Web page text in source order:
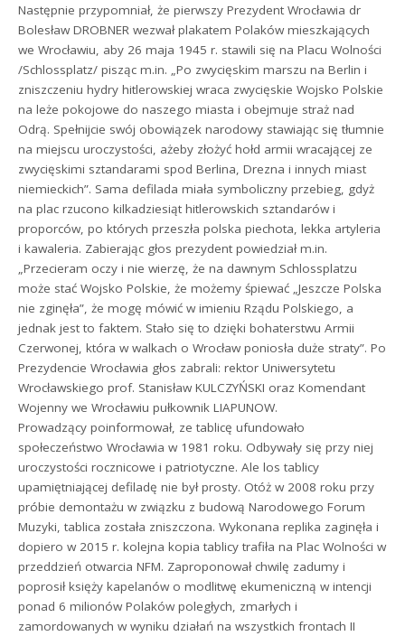
Następnie przypomniał, że pierwszy Prezydent Wrocławia dr
Bolesław DROBNER wezwał plakatem Polaków mieszkających
we Wrocławiu, aby 26 maja 1945 r. stawili się na Placu Wolności
/Schlossplatz/ pisząc m.in. „Po zwycięskim marszu na Berlin i
zniszczeniu hydry hitlerowskiej wraca zwycięskie Wojsko Polskie
na leże pokojowe do naszego miasta i obejmuje straż nad
Odrą. Spełnijcie swój obowiązek narodowy stawiając się tłumnie
na miejscu uroczystości, ażeby złożyć hołd armii wracającej ze
zwycięskimi sztandarami spod Berlina, Drezna i innych miast
niemieckich”. Sama defilada miała symboliczny przebieg, gdyż
na plac rzucono kilkadziesiąt hitlerowskich sztandarów i
proporców, po których przeszła polska piechota, lekka artyleria
i kawaleria. Zabierając głos prezydent powiedział m.in.
„Przecieram oczy i nie wierzę, że na dawnym Schlossplatzu
może stać Wojsko Polskie, że możemy śpiewać „Jeszcze Polska
nie zginęła”, że mogę mówić w imieniu Rządu Polskiego, a
jednak jest to faktem. Stało się to dzięki bohaterstwu Armii
Czerwonej, która w walkach o Wrocław poniosła duże straty”. Po
Prezydencie Wrocławia głos zabrali: rektor Uniwersytetu
Wrocławskiego prof. Stanisław KULCZYŃSKI oraz Komendant
Wojenny we Wrocławiu pułkownik LIAPUNOW.
Prowadzący poinformował, ze tablicę ufundowało
społeczeństwo Wrocławia w 1981 roku. Odbywały się przy niej
uroczystości rocznicowe i patriotyczne. Ale los tablicy
upamiętniającej defiladę nie był prosty. Otóż w 2008 roku przy
próbie demontażu w związku z budową Narodowego Forum
Muzyki, tablica została zniszczona. Wykonana replika zaginęła i
dopiero w 2015 r. kolejna kopia tablicy trafiła na Plac Wolności w
przeddzień otwarcia NFM. Zaproponował chwilę zadumy i
poprosił księży kapelanów o modlitwę ekumeniczną w intencji
ponad 6 milionów Polaków poległych, zmarłych i
zamordowanych w wyniku działań na wszystkich frontach II